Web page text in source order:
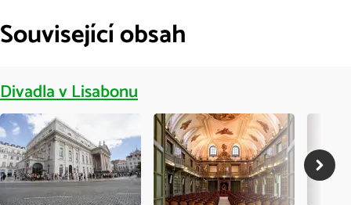
Související obsah
Divadla v Lisabonu